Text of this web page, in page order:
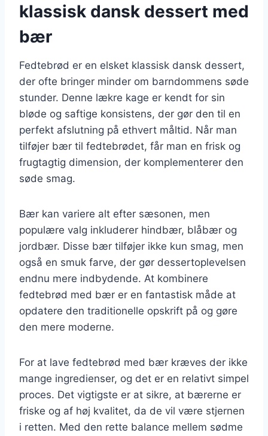
klassisk dansk dessert med
bær
Fedtebrød er en elsket klassisk dansk dessert,
der ofte bringer minder om barndommens søde
stunder. Denne lækre kage er kendt for sin
bløde og saftige konsistens, der gør den til en
perfekt afslutning på ethvert måltid. Når man
tilføjer bær til fedtebrødet, får man en frisk og
frugtagtig dimension, der komplementerer den
søde smag.
Bær kan variere alt efter sæsonen, men
populære valg inkluderer hindbær, blåbær og
jordbær. Disse bær tilføjer ikke kun smag, men
også en smuk farve, der gør dessertoplevelsen
endnu mere indbydende. At kombinere
fedtebrød med bær er en fantastisk måde at
opdatere den traditionelle opskrift på og gøre
den mere moderne.
For at lave fedtebrød med bær kræves der ikke
mange ingredienser, og det er en relativt simpel
proces. Det vigtigste er at sikre, at bærerne er
friske og af høj kvalitet, da de vil være stjernen
i retten. Med den rette balance mellem sødme